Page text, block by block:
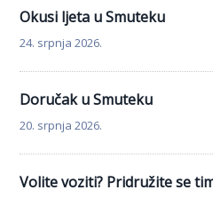
Okusi ljeta u Smuteku
24. srpnja 2026.
Doručak u Smuteku
20. srpnja 2026.
Volite voziti? Pridružite se